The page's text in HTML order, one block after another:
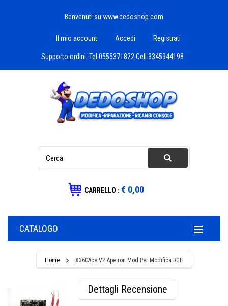
Benvenuti su www.dedoshop.com
Il mio account Accedi Registrati
Supporto ordini: Tel.0555371822 Cell.3345944198
CARRELLO : € 0,00
CATALOGO
Home X360Ace V2 Apeiron Mod Per Modifica RGH
Dettagli Recensione